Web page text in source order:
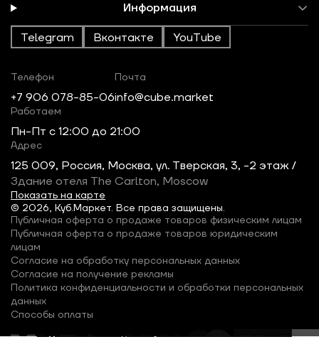
Информация
Telegram Вконтакте YouTube
© 2026, Куб.Маркет. Все права защищены.
Телефон
+7 906 078-85-06
Почта
info@cube.market
Работаем
Пн-Пт c 12:00 до 21:00
Адрес
125 009, Россия, Москва, ул. Тверская, 3, -2 этаж /
Здание отеля The Carlton, Moscow
Показать на карте
Публичная оферта о продаже товаров физическим лицам
Публичная оферта о продаже товаров юридическим
лицам
Согласие на обработку персональных данных
Согласие на получение рекламы
Политика конфиденциальности и обработки персональных
данных
Способы оплаты